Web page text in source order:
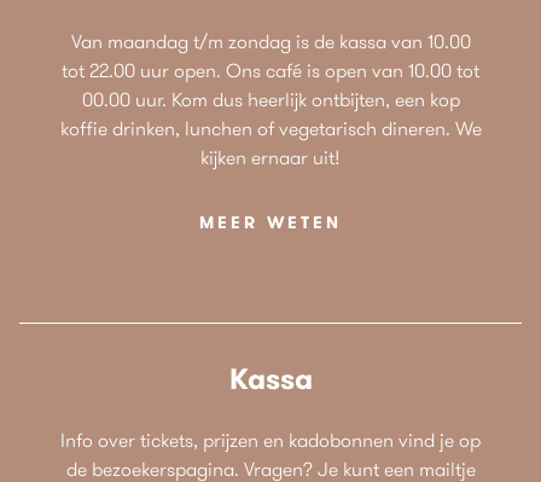
Van maandag t/m zondag is de kassa van 10.00
tot 22.00 uur open. Ons café is open van 10.00 tot
00.00 uur. Kom dus heerlijk ontbijten, een kop
koffie drinken, lunchen of vegetarisch dineren. We
kijken ernaar uit!
MEER WETEN
Kassa
Info over tickets, prijzen en kadobonnen vind je op
de bezoekerspagina. Vragen? Je kunt een mailtje